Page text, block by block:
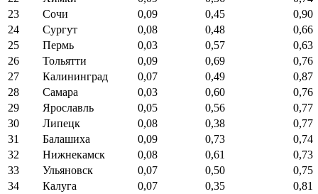
23
Сочи 0,09 0,45
0,90
24
Сургут 0,08 0,48
0,66
25
Пермь 0,03 0,57
0,63
26
Тольятти 0,09 0,69
0,76
27
Калининград 0,07 0,49
0,87
28
Самара 0,03 0,60
0,76
29
Ярославль 0,05 0,56
0,77
30
Липецк 0,08 0,38
0,77
31
Балашиха 0,09 0,73
0,74
32
Нижнекамск 0,08 0,61
0,73
33
Ульяновск 0,07 0,50
0,75
34
Калуга 0,07 0,35
0,81